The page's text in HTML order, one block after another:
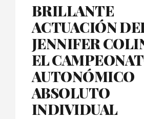
BRILLANTE
ACTUACIÓN
JENNIFER
EL
AUTONÓMICO
ABSOLUTO
INDIVIDUAL